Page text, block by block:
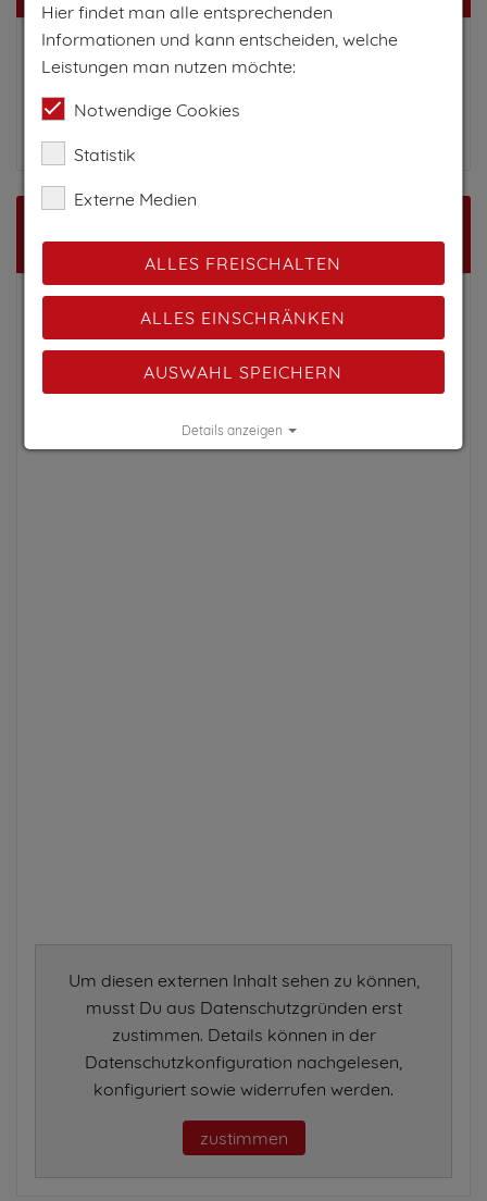
Mit dem Auto:
Von Innsbruck oder Salzburg kommend - Richtung
Zillertal - erste Ausfahrt Zell am Ziller.
Karte
Um diesen externen Inhalt sehen zu können,
musst Du aus Datenschutzgründen erst
zustimmen. Details können in der
Datenschutzkonfiguration nachgelesen,
konfiguriert sowie widerrufen werden.
zustimmen
Hier findet man alle entsprechenden
Informationen und kann entscheiden, welche
Leistungen man nutzen möchte:
Notwendige Cookies
Statistik
Externe Medien
ALLES FREISCHALTEN
ALLES EINSCHRÄNKEN
AUSWAHL SPEICHERN
Details anzeigen